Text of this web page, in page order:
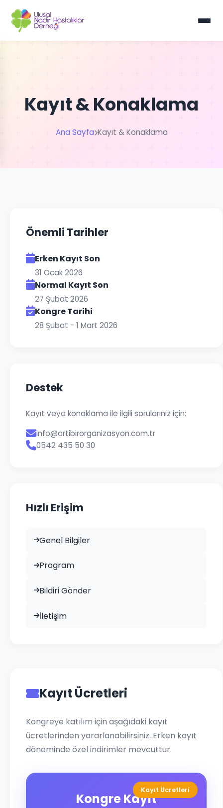
Kayıt & Konaklama
Ana Sayfa Kayıt & Konaklama
Kayıt Ücretleri
Kongreye katılım için aşağıdaki kayıt
ücretlerinden yararlanabilirsiniz. Erken kayıt
döneminde özel indirimler mevcuttur.
Kayıt Ücretleri
Kongre Kayıt
Önemli Tarihler
Erken Kayıt Son
31 Ocak 2026
Normal Kayıt Son
27 Şubat 2026
Kongre Tarihi
28 Şubat - 1 Mart 2026
Destek
Kayıt veya konaklama ile ilgili sorularınız için:
info@artibirorganizasyon.com.tr
0542 435 50 30
Hızlı Erişim
Genel Bilgiler
Program
Bildiri Gönder
İletişim